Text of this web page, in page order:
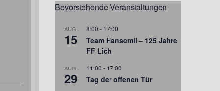
Bevorstehende Veranstaltungen
AUG.
15
8:00 - 17:00
Team Hansemil – 125 Jahre
FF Lich
AUG.
29
11:00 - 17:00
Tag der offenen Tür